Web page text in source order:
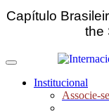
Capítulo
the
Toggle navigation
Institucional
Associe-